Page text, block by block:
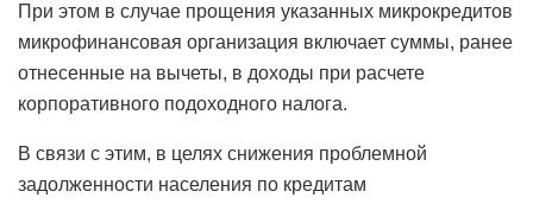
При этом в случае прощения указанных микрокредитов
микрофинансовая организация включает суммы, ранее
отнесенные на вычеты, в доходы при расчете
корпоративного подоходного налога.
В связи с этим, в целях снижения проблемной
задолженности населения по кредитам